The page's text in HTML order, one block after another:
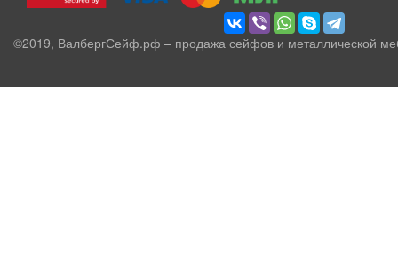
©2019, ВалбергСейф.рф – продажа сейфов и металлической